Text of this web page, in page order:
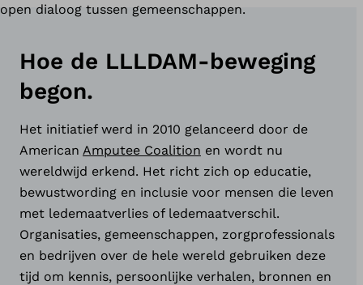
open dialoog tussen gemeenschappen.
Hoe de LLLDAM-beweging
begon.
Het initiatief werd in 2010 gelanceerd door de
American Amputee Coalition en wordt nu
wereldwijd erkend. Het richt zich op educatie,
bewustwording en inclusie voor mensen die leven
met ledemaatverlies of ledemaatverschil.
Organisaties, gemeenschappen, zorgprofessionals
en bedrijven over de hele wereld gebruiken deze
tijd om kennis, persoonlijke verhalen, bronnen en